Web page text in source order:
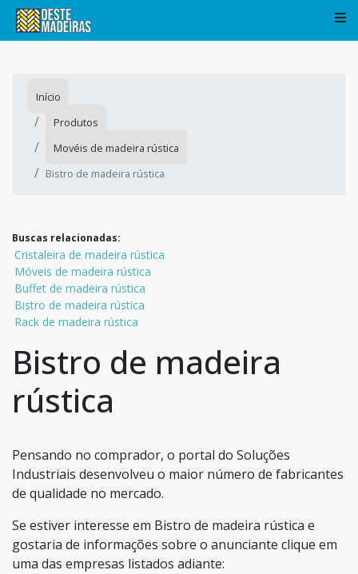
Início
Produtos
Movéis de madeira rústica
Bistro de madeira rústica
Buscas relacionadas:
Cristaleira de madeira rústica
Móveis de madeira rústica
Buffet de madeira rústica
Bistro de madeira rústica
Rack de madeira rústica
Bistro de madeira
rústica
Pensando no comprador, o portal do Soluções
Industriais desenvolveu o maior número de fabricantes
de qualidade no mercado.
Se estiver interesse em Bistro de madeira rústica e
gostaria de informações sobre o anunciante clique em
uma das empresas listados adiante: